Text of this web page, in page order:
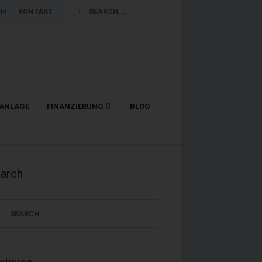
KONTAKT
FINANZIERUNG BLOG